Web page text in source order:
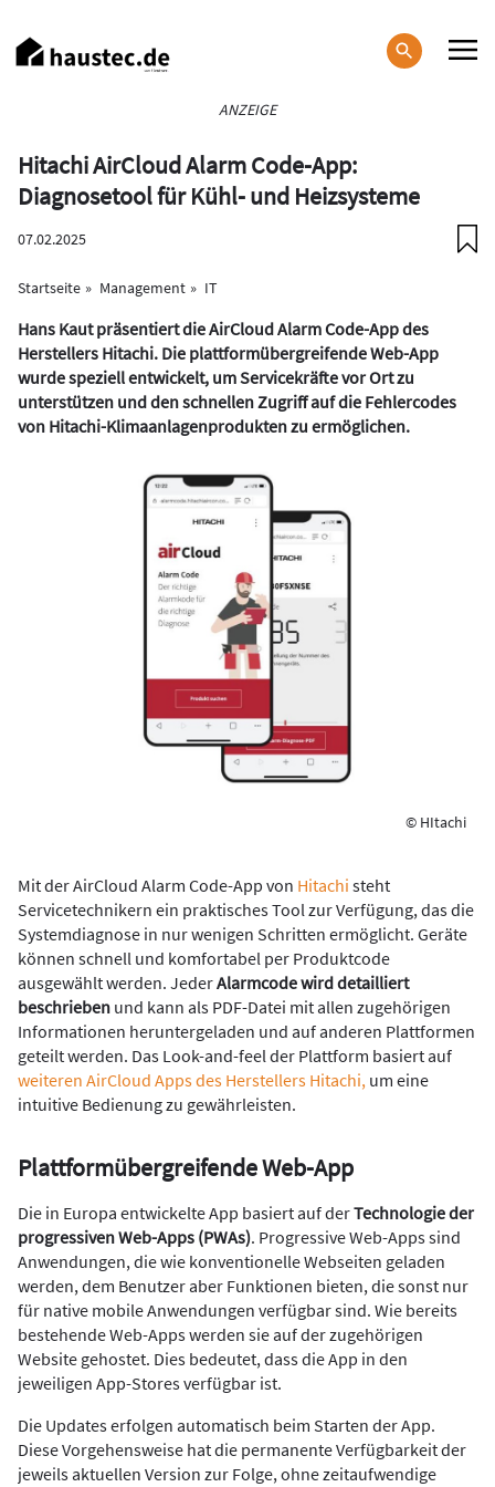
zum
Inhalt
ANZEIGE
Hitachi AirCloud Alarm Code-App:
Diagnosetool für Kühl- und Heizsysteme
07.02.2025
Startseite Management IT
Hans Kaut präsentiert die AirCloud Alarm Code-App des
Herstellers Hitachi. Die plattformübergreifende Web-App
wurde speziell entwickelt, um Servicekräfte vor Ort zu
unterstützen und den schnellen Zugriff auf die Fehlercodes
von Hitachi-Klimaanlagenprodukten zu ermöglichen.
© HItachi
Mit der AirCloud Alarm Code-App von Hitachi steht
Servicetechnikern ein praktisches Tool zur Verfügung, das die
Systemdiagnose in nur wenigen Schritten ermöglicht. Geräte
können schnell und komfortabel per Produktcode
ausgewählt werden. JederAlarmcode wird detailliert
beschrieben und kann als PDF-Datei mit allen zugehörigen
Informationen heruntergeladen und auf anderen Plattformen
geteilt werden. Das Look-and-feel der Plattform basiert auf
weiteren AirCloud Apps des Herstellers Hitachi, um eine
intuitive Bedienung zu gewährleisten.
Plattformübergreifende Web-App
Die in Europa entwickelte App basiert auf derTechnologie der
progressiven Web-Apps (PWAs). Progressive Web-Apps sind
Anwendungen, die wie konventionelle Webseiten geladen
werden, dem Benutzer aber Funktionen bieten, die sonst nur
für native mobile Anwendungen verfügbar sind. Wie bereits
bestehende Web-Apps werden sie auf der zugehörigen
Website gehostet. Dies bedeutet, dass die App in den
jeweiligen App-Stores verfügbar ist.
Die Updates erfolgen automatisch beim Starten der App.
Diese Vorgehensweise hat die permanente Verfügbarkeit der
jeweils aktuellen Version zur Folge, ohne zeitaufwendige